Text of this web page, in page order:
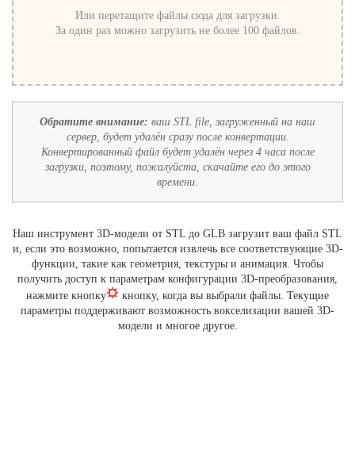
Или перетащите файлы сюда для загрузки.
За один раз можно загрузить не более 100 файлов.
Обратите внимание: ваш STL file, загруженный на наш
сервер, будет удалён сразу после конвертации.
Конвертированный файл будет удалён через 4 часа после
загрузки, поэтому, пожалуйста, скачайте его до этого
времени.
Наш инструмент 3D-модели от STL до GLB загрузит ваш файл STL
и, если это возможно, попытается извлечь все соответствующие 3D-
функции, такие как геометрия, текстуры и анимация. Чтобы
получить доступ к параметрам конфигурации 3D-преобразования,
нажмите кнопку
кнопку, когда вы выбрали файлы. Текущие
параметры поддерживают возможность вокселизации вашей 3D-
модели и многое другое.